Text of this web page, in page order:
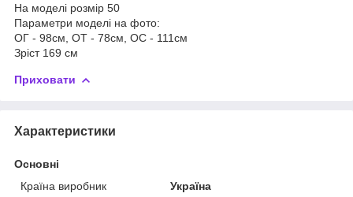
На моделі розмір 50
Параметри моделі на фото:
ОГ - 98см, ОТ - 78см, ОС - 111см
Зріст 169 см
Приховати
Характеристики
Основні
Країна виробник
Україна